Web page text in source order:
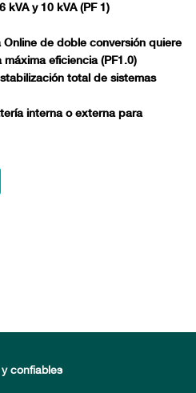
kVA y 10 kVA (PF 1)
Online de doble conversión quiere
eficiencia (PF1.0)
total de sistemas
interna o externa para
confiables